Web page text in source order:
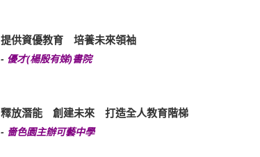
提供資優教育 培養未來領袖
- 優才(楊殷有娣)書院
釋放潛能 創建未來 打造全人教育階梯
- 嗇色園主辦可藝中學